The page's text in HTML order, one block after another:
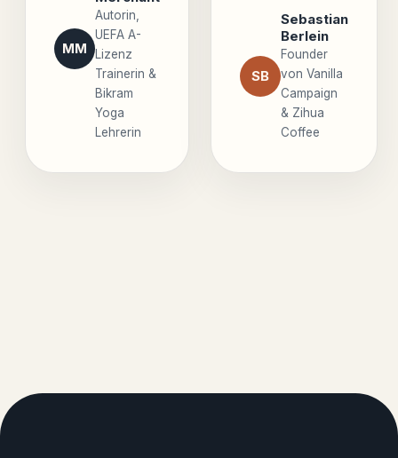
MM
Autorin,
UEFA A-
Lizenz
Trainerin &
Bikram
Yoga
Lehrerin
SB
Sebastian
Berlein
Founder
von Vanilla
Campaign
& Zihua
Coffee